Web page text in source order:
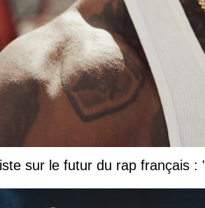
sur le futur du rap français :